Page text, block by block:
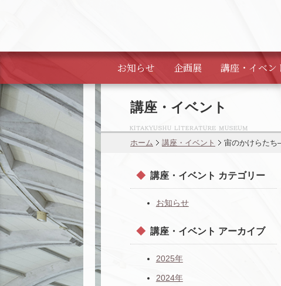
お知らせ 企画展 講座・ イベン
講座・イベント
ホーム 講座・イベント 宙のかけらた
講座・イベント カテゴリー
お知らせ
講座・イベント アーカイブ
2025年
2024年